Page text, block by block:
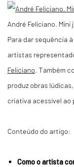
André Feliciano.
Para dar sequência
artistas
Feliciano . Também
produz obras
criativa acessível ao
Conteúdo do artigo:
Como o artista